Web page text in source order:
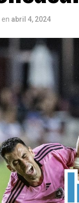
en abril 4, 2024